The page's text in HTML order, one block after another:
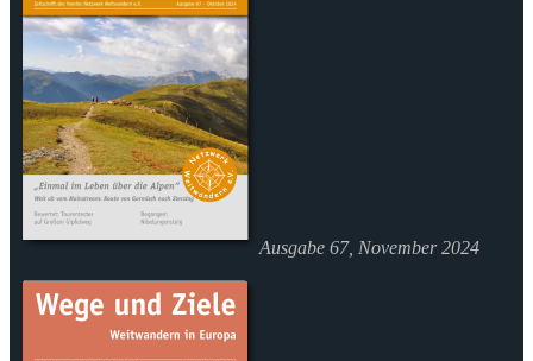
Ausgabe 67, November 2024